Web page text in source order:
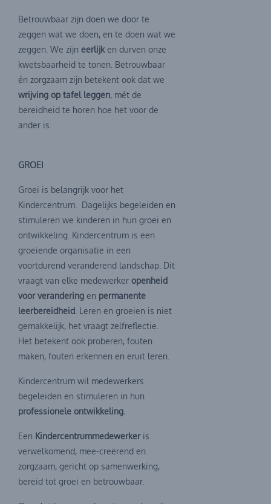
Betrouwbaar zijn doen we door te
zeggen wat we doen, en te doen wat we
zeggen. We zijn eerlijken durven onze
kwetsbaarheid te tonen. Betrouwbaar
én zorgzaam zijn betekent ook dat we
wrijving op tafel leggen, mét de
bereidheid te horen hoe het voor de
ander is.
GROEI
Groei is belangrijk voor het
Kindercentrum. Dagelijks begeleiden en
stimuleren we kinderen in hun groei en
ontwikkeling. Kindercentrum is een
groeiende organisatie in een
voortdurend veranderend landschap. Dit
vraagt van elke medewerker openheid
voor verandering en permanente
leerbereidheid . Leren en groeien is niet
gemakkelijk, het vraagt zelfreflectie.
Het betekent ook proberen, fouten
maken, fouten erkennen en eruit leren.
Kindercentrum wil medewerkers
begeleiden en stimuleren in hun
professionele ontwikkeling.
Een Kindercentrummedewerkeris
verwelkomend, mee-creërend en
zorgzaam, gericht op samenwerking,
bereid tot groei en betrouwbaar.